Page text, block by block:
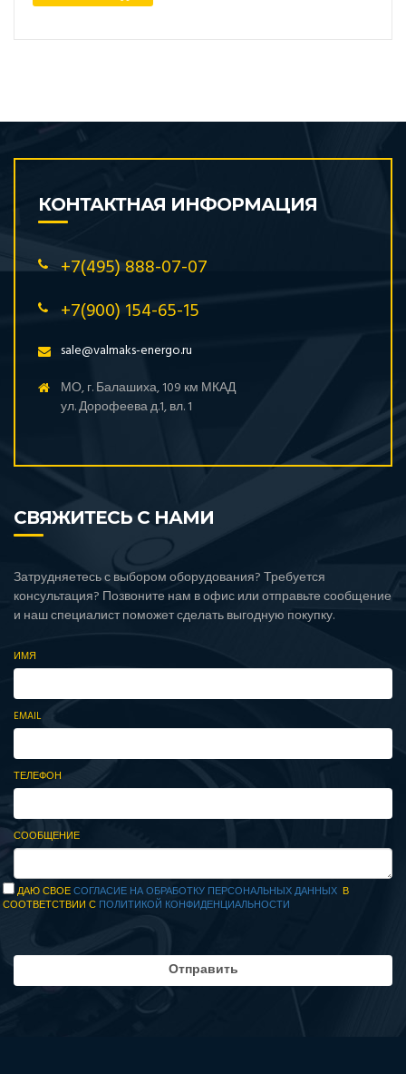
КОНТАКТНАЯ ИНФОРМАЦИЯ
+7(495) 888-07-07
+7(900) 154-65-15
sale@valmaks-energo.ru
МО, г. Балашиха, 109 км МКАД
ул. Дорофеева д.1, вл. 1
СВЯЖИТЕСЬ С НАМИ
Затрудняетесь с выбором оборудования? Требуется
консультация? Позвоните нам в офис или отправьте сообщение
и наш специалист поможет сделать выгодную покупку.
ИМЯ
EMAIL
ТЕЛЕФОН
СООБЩЕНИЕ
ДАЮ СВОЕСОГЛАСИЕ НА ОБРАБОТКУ ПЕРСОНАЛЬНЫХ ДАННЫХ В
СООТВЕТСТВИИ С ПОЛИТИКОЙ КОНФИДЕНЦИАЛЬНОСТИ